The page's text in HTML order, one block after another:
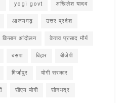
yogi govt अखिलेश यादव
आजमगढ़ उत्तर प्रदेश
किसान आंदोलन केशव प्रसाद मौर्य
बसपा बिहार बीजेपी
मिर्जापुर योगी सरकार
सीएम योगी सोनभद्र